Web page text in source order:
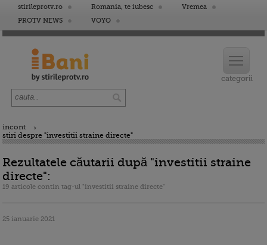
stirileprotv.ro Romania, te iubesc
Vremea
PROTV NEWS
VOYO
incont
stiri despre "investitii straine directe"
Rezultatele căutarii după "investitii straine
directe":
19 articole contin tag-ul "investitii straine directe"
25 ianuarie 2021